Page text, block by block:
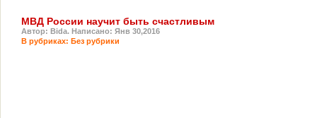
МВД России научит быть счастливым
Автор: Bida. Написано: Янв 30,2016
В рубриках: Без рубрики